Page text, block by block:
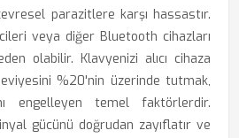
parazitlere karşı hassastır.
veya diğer Bluetooth cihazları
olabilir. Klavyenizi alıcı cihaza
%20'nin üzerinde tutmak,
engelleyen temel faktörlerdir.
gücünü doğrudan zayıflatır ve